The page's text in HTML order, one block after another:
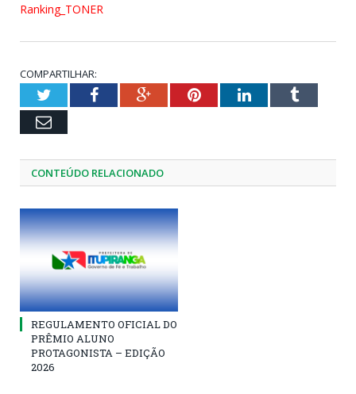
Ranking_TONER
COMPARTILHAR:
TwitterFacebookGoogle+PinterestLinkedInTumblr
Email
CONTEÚDO RELACIONADO
REGULAMENTO OFICIAL DO
PRÊMIO ALUNO
PROTAGONISTA – EDIÇÃO
2026